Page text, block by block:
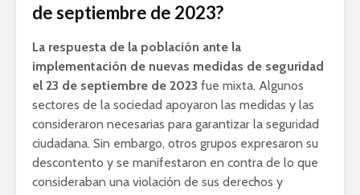
de septiembre de 2023?
La respuesta de la población ante la
implementación de nuevas medidas de seguridad
el 23 de septiembre de 2023 fue mixta. Algunos
sectores de la sociedad apoyaron las medidas y las
consideraron necesarias para garantizar la seguridad
ciudadana. Sin embargo, otros grupos expresaron su
descontento y se manifestaron en contra de lo que
consideraban una violación de sus derechos y